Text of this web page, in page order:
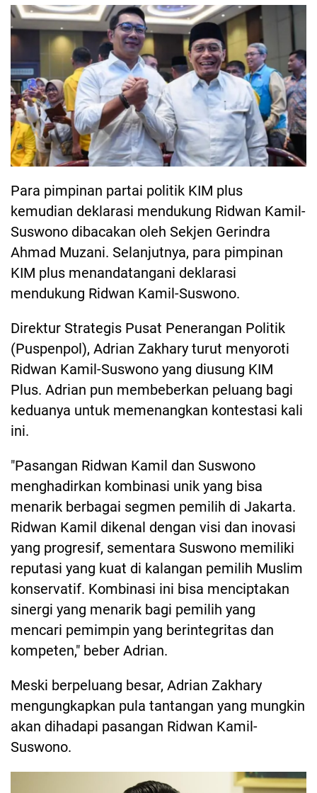
Para pimpinan partai politik KIM plus
kemudian deklarasi mendukung Ridwan Kamil-
Suswono dibacakan oleh Sekjen Gerindra
Ahmad Muzani. Selanjutnya, para pimpinan
KIM plus menandatangani deklarasi
mendukung Ridwan Kamil-Suswono.
Direktur Strategis Pusat Penerangan Politik
(Puspenpol), Adrian Zakhary turut menyoroti
Ridwan Kamil-Suswono yang diusung KIM
Plus. Adrian pun membeberkan peluang bagi
keduanya untuk memenangkan kontestasi kali
ini.
"Pasangan Ridwan Kamil dan Suswono
menghadirkan kombinasi unik yang bisa
menarik berbagai segmen pemilih di Jakarta.
Ridwan Kamil dikenal dengan visi dan inovasi
yang progresif, sementara Suswono memiliki
reputasi yang kuat di kalangan pemilih Muslim
konservatif. Kombinasi ini bisa menciptakan
sinergi yang menarik bagi pemilih yang
mencari pemimpin yang berintegritas dan
kompeten," beber Adrian.
Meski berpeluang besar, Adrian Zakhary
mengungkapkan pula tantangan yang mungkin
akan dihadapi pasangan Ridwan Kamil-
Suswono.